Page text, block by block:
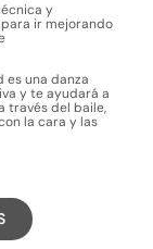
y
para ir mejorando
es una danza
y te ayudará a
través del baile,
la cara y las